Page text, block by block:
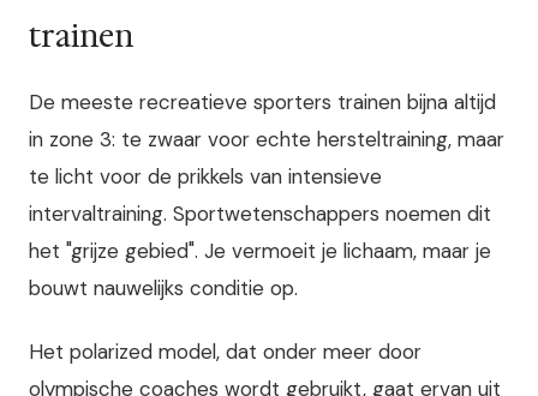
trainen
De meeste recreatieve sporters trainen bijna altijd
in zone 3: te zwaar voor echte hersteltraining, maar
te licht voor de prikkels van intensieve
intervaltraining. Sportwetenschappers noemen dit
het "grijze gebied". Je vermoeit je lichaam, maar je
bouwt nauwelijks conditie op.
Het polarized model, dat onder meer door
olympische coaches wordt gebruikt, gaat ervan uit